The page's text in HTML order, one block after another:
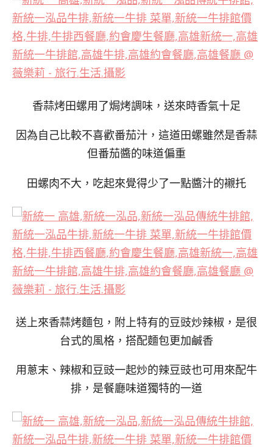
香蒜烤田螺用了焗烤調味，送來時香氣十足
因為自己比較不喜歡番茄汁，這道田螺雖然是香蒜
但番茄醬的味道偏重
田螺肉不大，吃起來覺得少了一點醬汁的襯托
送上來香蒜烤麵包，附上特有的豆豉炒辣椒，是很
台式的風格， 搭配麵包更加鹹香
用蔥末、辣椒和豆豉一起炒的辣豆豉也可用來配牛
排，是餐廳味道獨特的一道